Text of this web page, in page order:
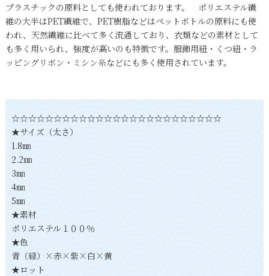
プラスチックの原料としても使われております。 ポリエステル繊
維の大半はPET繊維で、PET樹脂などはペットボトルの原料にも使
われ、天然繊維に比べて多く流通しており、衣類などの素材として
も多く用いられ、強度が高いのも特徴です。服飾用紐・くつ紐・ラ
ッピングリボン・ミシン糸などにも多く使用されています。
☆☆☆☆☆☆☆☆☆☆☆☆☆☆☆☆☆☆☆☆☆☆☆☆☆
★サイズ（太さ）
1.8㎜
2.2㎜
3㎜
4㎜
5㎜
★素材
ポリエステル１００％
★色
青（緑）×赤×紫×白×黄
★ロット